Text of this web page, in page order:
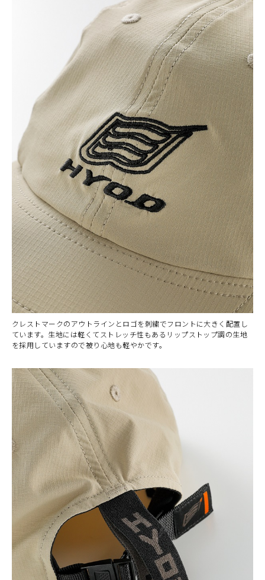
クレストマークのアウトラインとロゴを刺繍でフロントに大きく配置し
ています。生地には軽くてストレッチ性もあるリップストップ調の生地
を採用していますので被り心地も軽やかです。